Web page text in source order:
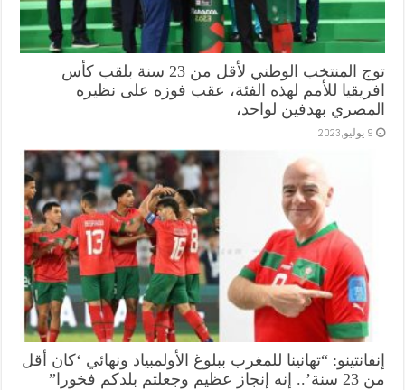
توج المنتخب الوطني لأقل من 23 سنة بلقب كأس
افريقيا للأمم لهذه الفئة، عقب فوزه على نظيره
المصري بهدفين لواحد،
9 يوليو,2023
إنفانتينو: “تهانينا للمغرب ببلوغ الأولمبياد ونهائي ‘كان أقل
من 23 سنة’.. إنه إنجاز عظيم وجعلتم بلدكم فخورا”